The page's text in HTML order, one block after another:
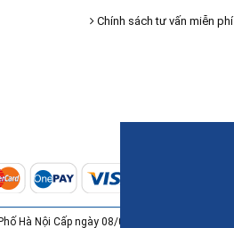
Chính sách tư vấn miễn phí
Hà Nội Cấp ngày 08/07/2015